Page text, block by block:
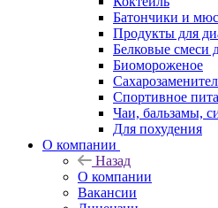
Батончики и
Продукты для
Белковые смеси
Биомороженое
Спортивное
Чаи, бальзамы,
Для похудения
О компании
Назад
О компании
Вакансии